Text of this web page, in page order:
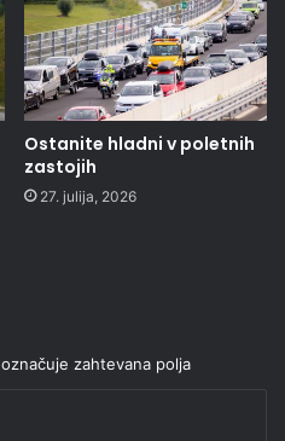
Ostanite hladni v poletnih
zastojih
27. julija, 2026
označuje zahtevana polja